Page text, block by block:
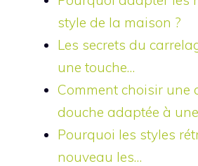
style de la maison ?
Les secrets du
une touche…
Comment choisir une
douche adaptée à
Pourquoi les styles
nouveau les…